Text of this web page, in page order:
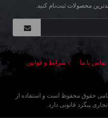
محصولات ثبت‌نام کنید.
تماس با ما
شرایط و قوانین
حقوق محفوظ است و استفاده از
پیگرد قانونی دارد.